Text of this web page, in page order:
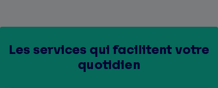
Les services qui facilitent votre
quotidien